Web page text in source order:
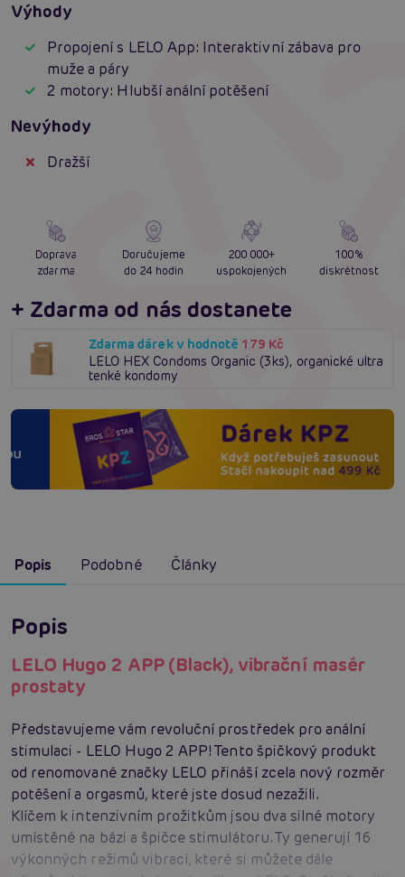
Výhody
Propojení s LELO App: Interaktivní zábava pro
muže a páry
2 motory: Hlubší anální potěšení
Nevýhody
Dražší
Doprava
zdarma
Doručujeme
do 24 hodin
200 000+
uspokojených
100%
diskrétnost
+ Zdarma od nás dostanete
Zdarma dárek v hodnotě 179 Kč
LELO HEX Condoms Organic (3ks), organické ultra
tenké kondomy
Popis Podobné Články
Popis
LELO Hugo 2 APP (Black), vibrační masér
prostaty
Představujeme vám revoluční prostředek pro anální
stimulaci - LELO Hugo 2 APP! Tento špičkový produkt
od renomované značky LELO přináší zcela nový rozměr
potěšení a orgasmů, které jste dosud nezažili.
Klíčem k intenzivním prožitkům jsou dva silné motory
umístěné na bázi a špičce stimulátoru. Ty generují 16
výkonných režimů vibrací, které si můžete dále